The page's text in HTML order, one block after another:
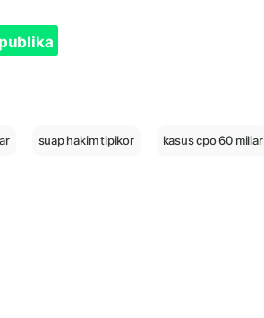
suap hakim tipikor kasus cpo 60 miliar